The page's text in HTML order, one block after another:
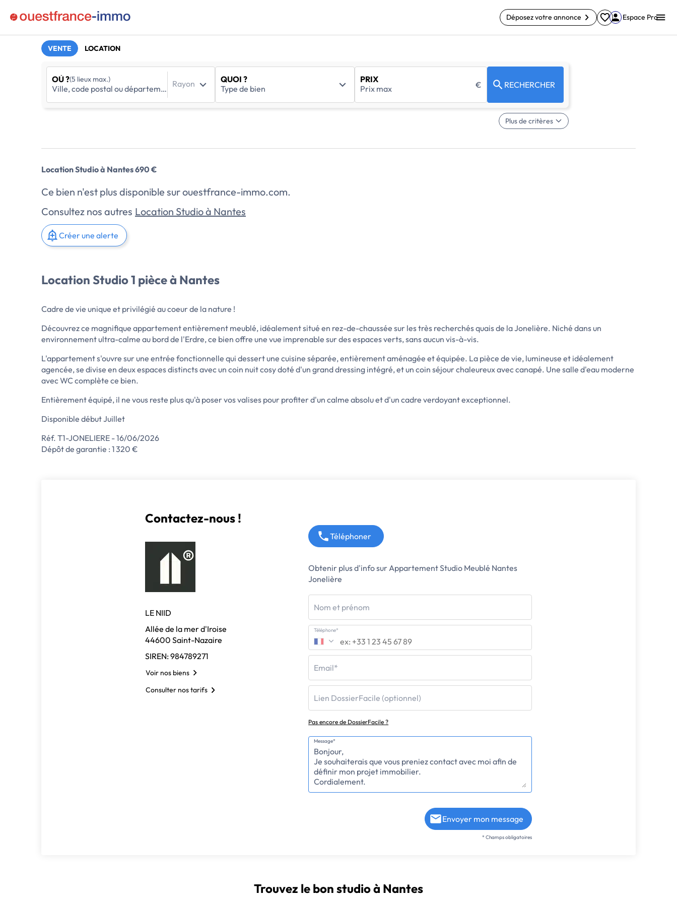
Déposez votre annonce Espace Pro
VENTE LOCATION
OÙ ?(5 lieux max.) Rayon QUOI ? PRIX
€ RECHERCHER
Plus de critères
Location Studio à Nantes 690 €
Ce bien n'est plus disponible sur ouestfrance-immo.com.
Consultez nos autres Location Studio à Nantes
Créer une alerte
Location Studio 1 pièce à Nantes
Cadre de vie unique et privilégié au coeur de la nature !
Découvrez ce magnifique appartement entièrement meublé, idéalement situé en rez-de-chaussée sur les très recherchés quais de la Jonelière. Niché dans un
environnement ultra-calme au bord de l'Erdre, ce bien offre une vue imprenable sur des espaces verts, sans aucun vis-à-vis.
L'appartement s'ouvre sur une entrée fonctionnelle qui dessert une cuisine séparée, entièrement aménagée et équipée. La pièce de vie, lumineuse et idéalement
agencée, se divise en deux espaces distincts avec un coin nuit cosy doté d'un grand dressing intégré, et un coin séjour chaleureux avec canapé. Une salle d'eau moderne
avec WC complète ce bien.
Entièrement équipé, il ne vous reste plus qu'à poser vos valises pour profiter d'un calme absolu et d'un cadre verdoyant exceptionnel.
Disponible début Juillet
Réf. T1-JONELIERE - 16/06/2026
Dépôt de garantie : 1 320 €
Contactez-nous !
LE NIID
Allée de la mer d'Iroise
44600 Saint-Nazaire
SIREN: 984789271
Voir nos biens
Consulter nos tarifs
Téléphoner
Obtenir plus d'info sur Appartement Studio Meublé Nantes
Jonelière
Nom et prénom
Téléphone*
Email*
Lien DossierFacile (optionnel)
Pas encore de DossierFacile ?
Message*
Envoyer mon message
* Champs obligatoires
Trouvez le bon studio à Nantes